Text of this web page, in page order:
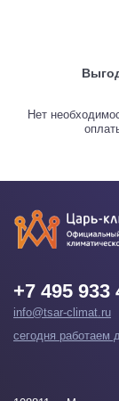
Нет
+7 495 933
info@tsar-climat.ru
сегодня работаем